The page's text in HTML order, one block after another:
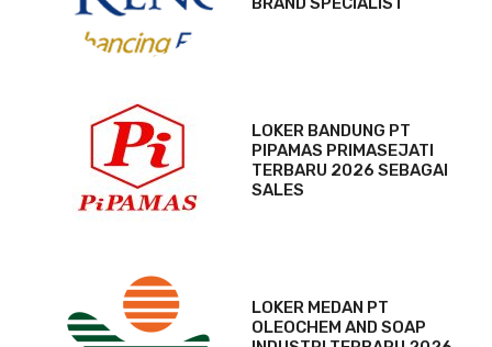
LOKER BANDUNG PT
PIPAMAS PRIMASEJATI
TERBARU 2026 SEBAGAI
SALES
LOKER MEDAN PT
OLEOCHEM AND SOAP